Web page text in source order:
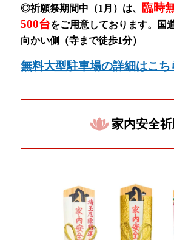
◎祈願祭期間中（1月） は、 臨時
500台をご用意しております。
国
向かい側（寺まで徒歩1分）
無料大型駐車場の詳細はこち
家内安全